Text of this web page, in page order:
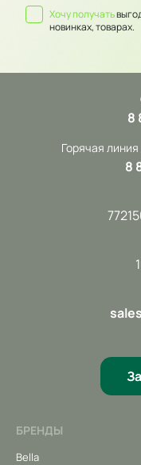
Хочу получать
новинках, товарах.
8
Горячая
8
БРЕНДЫ
Bella